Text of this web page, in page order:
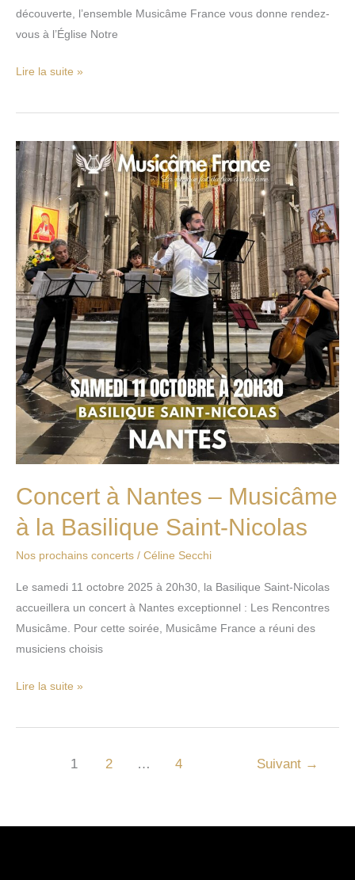
découverte, l’ensemble Musicâme France vous donne rendez-
vous à l’Église Notre
Lire la suite »
Concert à Nantes – Musicâme
à la Basilique Saint-Nicolas
Nos prochains concerts / Céline Secchi
Le samedi 11 octobre 2025 à 20h30, la Basilique Saint-Nicolas
accueillera un concert à Nantes exceptionnel : Les Rencontres
Musicâme. Pour cette soirée, Musicâme France a réuni des
musiciens choisis
Concert
à
Nantes
–
Musicâme
à
la
Basilique
Saint-
Nicolas
Lire la suite »
1 2 … 4 Suivant →